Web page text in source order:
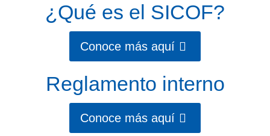
¿Qué es el SICOF?
Conoce más aquí
Reglamento interno
Conoce más aquí